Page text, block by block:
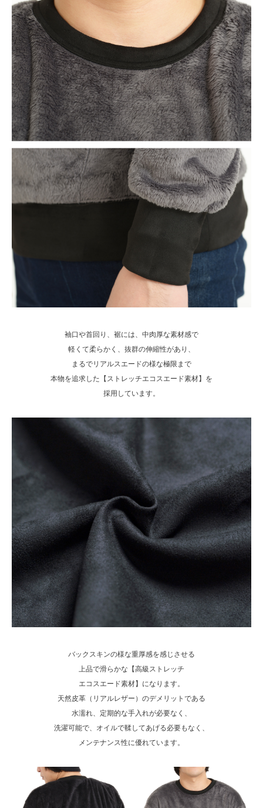
袖口や首回り、裾には、中肉厚な素材感で
軽くて柔らかく、抜群の伸縮性があり、
まるでリアルスエードの様な極限まで
本物を追求した【ストレッチエコスエード素材】を
採用しています。
バックスキンの様な重厚感を感じさせる
上品で滑らかな【高級ストレッチ
エコスエード素材】になります。
天然皮革（リアルレザー）のデメリットである
水濡れ、定期的な手入れが必要なく、
洗濯可能で、オイルで鞣してあげる必要もなく、
メンテナンス性に優れています。